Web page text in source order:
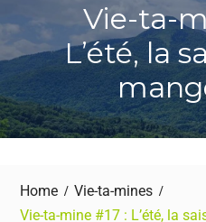
Vie-ta-
L’été, la
Home
Vie-ta-mines
Vie-ta-mine #17 : L’été, la